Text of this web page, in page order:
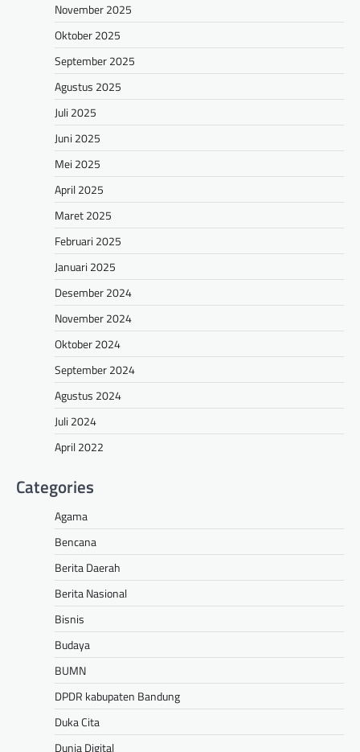
November 2025
Oktober 2025
September 2025
Agustus 2025
Juli 2025
Juni 2025
Mei 2025
April 2025
Maret 2025
Februari 2025
Januari 2025
Desember 2024
November 2024
Oktober 2024
September 2024
Agustus 2024
Juli 2024
April 2022
Categories
Agama
Bencana
Berita Daerah
Berita Nasional
Bisnis
Budaya
BUMN
DPDR kabupaten Bandung
Duka Cita
Dunia Digital